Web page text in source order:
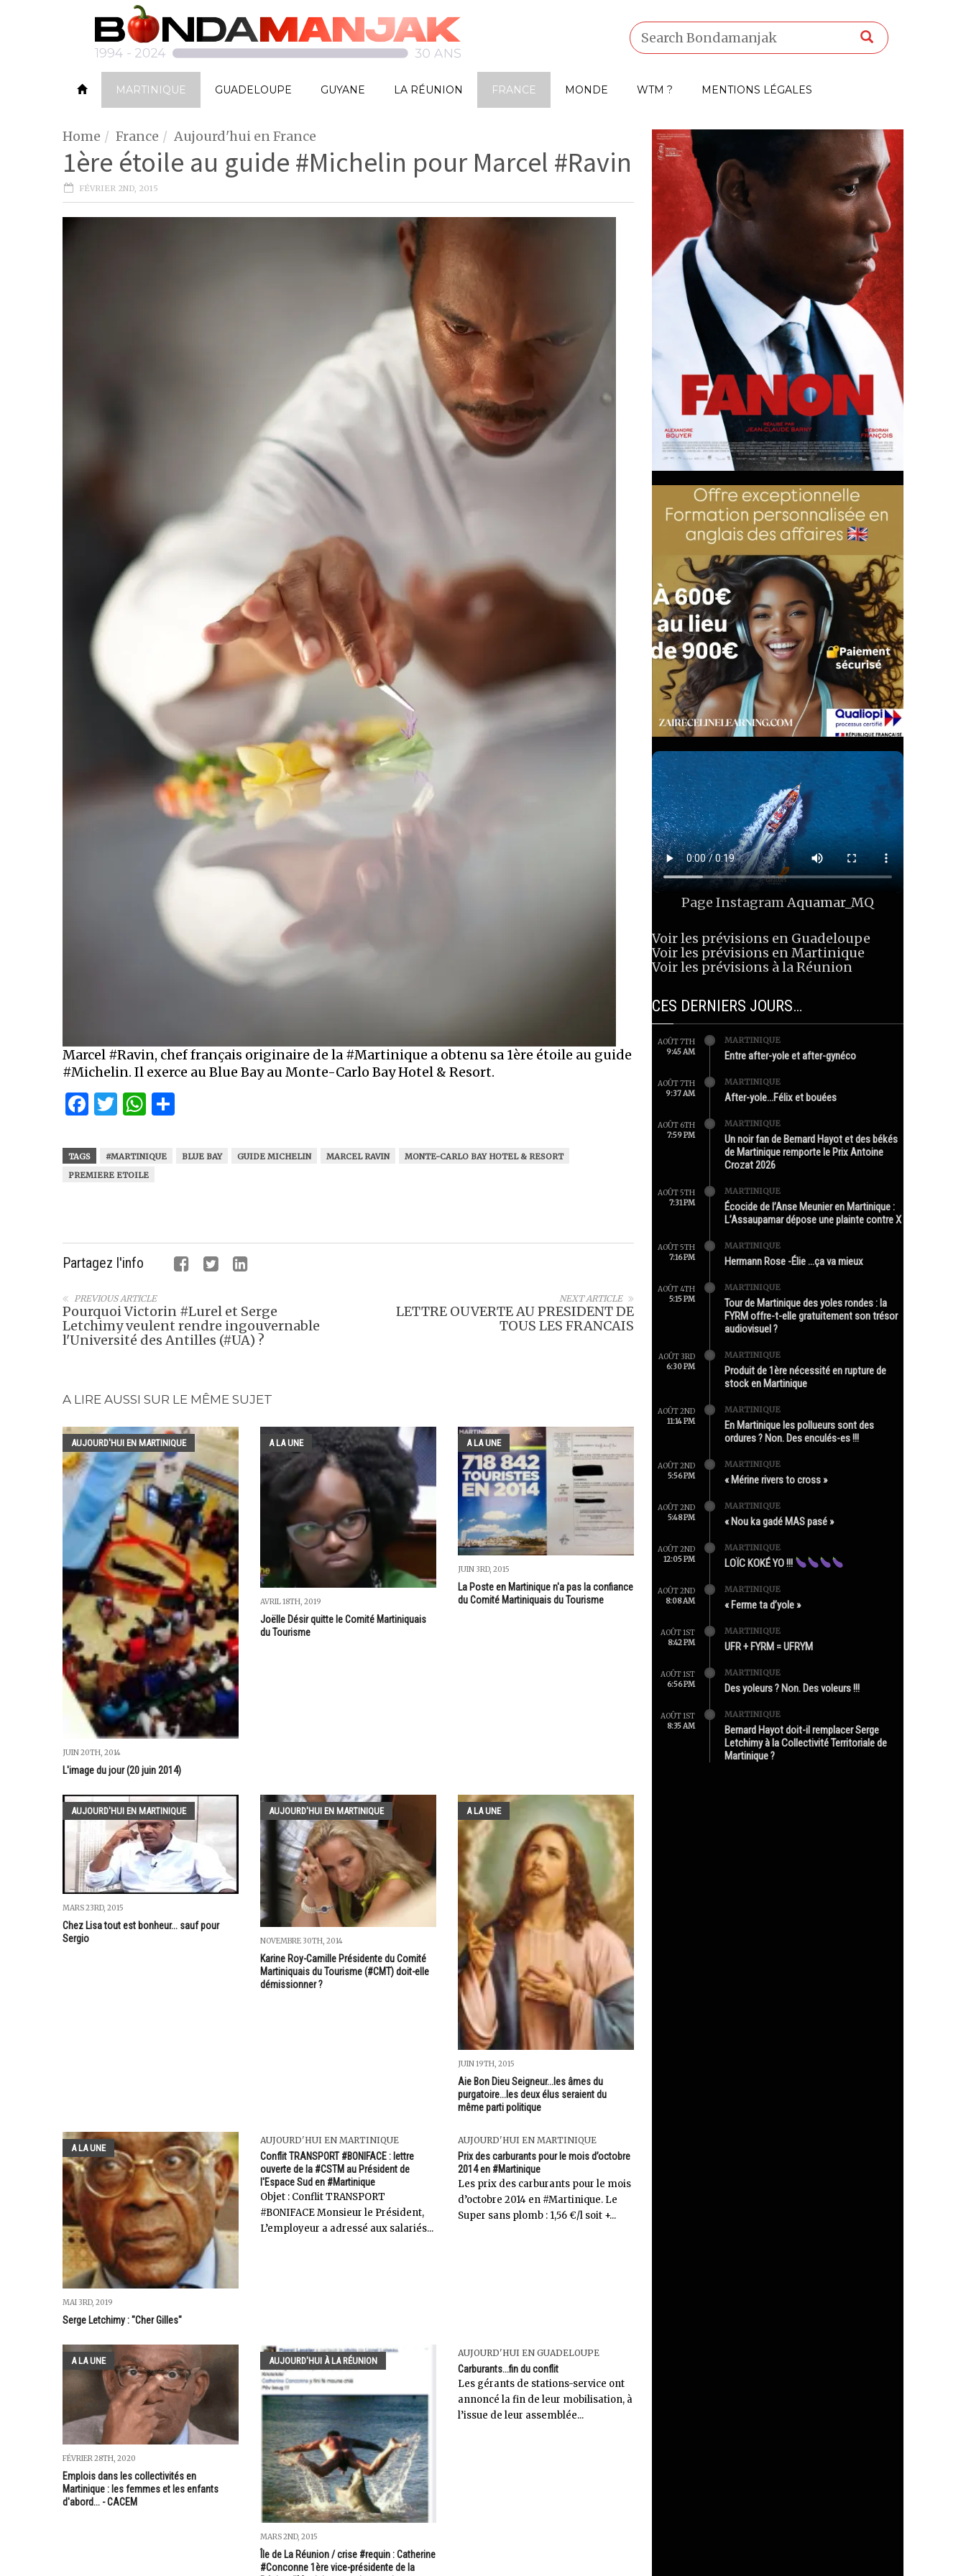
MARTINIQUE GUADELOUPE GUYANE LA RÉUNION FRANCE MONDE WTM ? MENTIONS LÉGALES
Home France Aujourd'hui en France
1ère étoile au guide #Michelin pour Marcel #Ravin
FÉVRIER 2ND, 2015
Marcel #Ravin, chef français originaire de la #Martinique a obtenu sa 1ère étoile au guide
#Michelin. Il exerce au Blue Bay au Monte-Carlo Bay Hotel & Resort.
Facebook
Twitter
WhatsApp
TAGS #MARTINIQUE BLUE BAY GUIDE MICHELIN MARCEL RAVIN
MONTE-CARLO BAY HOTEL & RESORT
PREMIERE ETOILE
Partagez l'info
NEXT ARTICLE
LETTRE OUVERTE AU PRESIDENT DE
TOUS LES FRANCAIS
PREVIOUS ARTICLE
Pourquoi Victorin #Lurel et Serge
Letchimy veulent rendre ingouvernable
l'Université des Antilles (#UA) ?
A LIRE AUSSI SUR LE MÊME SUJET
AUJOURD'HUI EN MARTINIQUE
JUIN 20TH, 2014
L'image du jour (20 juin 2014)
A LA UNE
AVRIL 18TH, 2019
Joëlle Désir quitte le Comité Martiniquais
du Tourisme
A LA UNE
JUIN 3RD, 2015
La Poste en Martinique n'a pas la confiance
du Comité Martiniquais du Tourisme
AUJOURD'HUI EN MARTINIQUE
MARS 23RD, 2015
Chez Lisa tout est bonheur... sauf pour
Sergio
AUJOURD'HUI EN MARTINIQUE
NOVEMBRE 30TH, 2014
Karine Roy-Camille Présidente du Comité
Martiniquais du Tourisme (#CMT) doit-elle
démissionner ?
A LA UNE
JUIN 19TH, 2015
Aie Bon Dieu Seigneur...les âmes du
purgatoire...les deux élus seraient du
même parti politique
A LA UNE
MAI 3RD, 2019
Serge Letchimy : "Cher Gilles"
AUJOURD'HUI EN MARTINIQUE
Conflit TRANSPORT #BONIFACE : lettre
ouverte de la #CSTM au Président de
l'Espace Sud en #Martinique
Objet : Conflit TRANSPORT
#BONIFACE Monsieur le Président,
L’employeur a adressé aux salariés...
AUJOURD'HUI EN MARTINIQUE
Prix des carburants pour le mois d’octobre
2014 en #Martinique
Les prix des carburants pour le mois
d’octobre 2014 en #Martinique. Le
Super sans plomb : 1,56 €/l soit +...
A LA UNE
FÉVRIER 28TH, 2020
Emplois dans les collectivités en
Martinique : les femmes et les enfants
d'abord... - CACEM
AUJOURD'HUI À LA RÉUNION
MARS 2ND, 2015
Île de La Réunion / crise #requin : Catherine
#Conconne 1ère vice-présidente de la
AUJOURD'HUI EN GUADELOUPE
Carburants...fin du conflit
Les gérants de stations-service ont
annoncé la fin de leur mobilisation, à
l’issue de leur assemblée...
Page InstagramAquamar_MQ
Voir les prévisions en Guadeloupe
Voir les prévisions en Martinique
Voir les prévisions à la Réunion
CES DERNIERS JOURS…
AOÛT 7TH
9:45 AM
MARTINIQUE
Entre after-yole et after-gynéco
AOÛT 7TH
9:37 AM
MARTINIQUE
After-yole…Félix et bouées
AOÛT 6TH
7:59 PM
MARTINIQUE
Un noir fan de Bernard Hayot et des békés
de Martinique remporte le Prix Antoine
Crozat 2026
AOÛT 5TH
7:31 PM
MARTINIQUE
Écocide de l’Anse Meunier en Martinique :
L’Assaupamar dépose une plainte contre X
AOÛT 5TH
7:16 PM
MARTINIQUE
Hermann Rose -Élie …ça va mieux
AOÛT 4TH
5:15 PM
MARTINIQUE
Tour de Martinique des yoles rondes : la
FYRM offre-t-elle gratuitement son trésor
audiovisuel ?
AOÛT 3RD
6:30 PM
MARTINIQUE
Produit de 1ère nécessité en rupture de
stock en Martinique
AOÛT 2ND
11:14 PM
MARTINIQUE
En Martinique les pollueurs sont des
ordures ? Non. Des enculés-es !!!
AOÛT 2ND
5:56 PM
MARTINIQUE
« Mérine rivers to cross »
AOÛT 2ND
5:48 PM
MARTINIQUE
« Nou ka gadé MAS pasé »
AOÛT 2ND
12:05 PM
MARTINIQUE
LOÏC KOKÉ YO !!!
AOÛT 2ND
8:08 AM
MARTINIQUE
« Ferme ta d’yole »
AOÛT 1ST
8:42 PM
MARTINIQUE
UFR + FYRM = UFRYM
AOÛT 1ST
6:56 PM
MARTINIQUE
Des yoleurs ? Non. Des voleurs !!!
AOÛT 1ST
8:35 AM
MARTINIQUE
Bernard Hayot doit-il remplacer Serge
Letchimy à la Collectivité Territoriale de
Martinique ?